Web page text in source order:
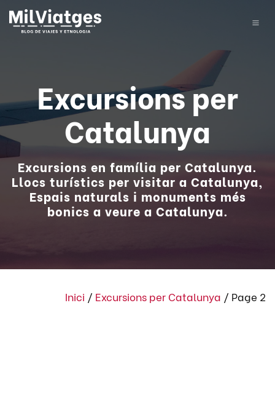
Excursions per
Catalunya
Excursions en família per Catalunya.
Llocs turístics per visitar a Catalunya,
Espais naturals i monuments més
bonics a veure a Catalunya.
Inici / Excursions per Catalunya / Page 2